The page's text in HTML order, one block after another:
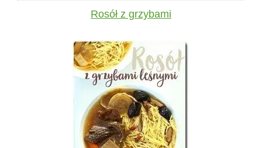
Rosół z grzybami